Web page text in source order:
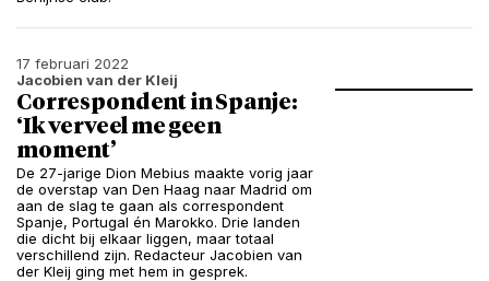
17 februari 2022
Jacobien van der Kleij
Correspondent in Spanje:
‘Ik verveel me geen
moment’
De 27-jarige Dion Mebius maakte vorig jaar
de overstap van Den Haag naar Madrid om
aan de slag te gaan als correspondent
Spanje, Portugal én Marokko. Drie landen
die dicht bij elkaar liggen, maar totaal
verschillend zijn. Redacteur Jacobien van
der Kleij ging met hem in gesprek.